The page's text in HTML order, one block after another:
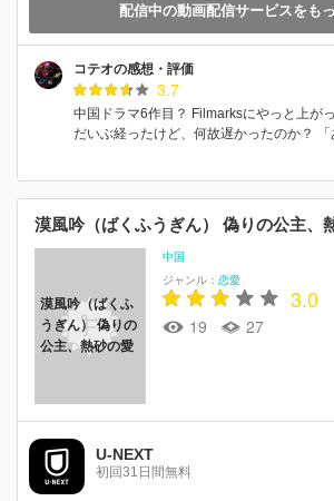
配信中の動画配信サービスをも
コテオの感想・評価
3.7
中国ドラマ6作目？ Filmarksにやっと上が
だいぶ経ったけど、何故遅かったのか？ 「
漠風吟（ばくふうぎん） 偽りの公主、
漠風吟（ばくふ
うぎん） 偽りの
公主、熱砂の愛
中国
ジャンル： 恋愛
3.0
19 27
U-NEXT
初回31日間無料